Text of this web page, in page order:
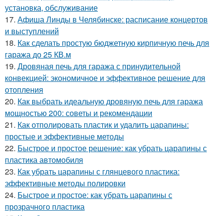
установка, обслуживание
17. Афиша Линды в Челябинске: расписание концертов
и выступлений
18. Как сделать простую бюджетную кирпичную печь для
гаража до 25 КВ.м
19. Дровяная печь для гаража с принудительной
конвекцией: экономичное и эффективное решение для
отопления
20. Как выбрать идеальную дровяную печь для гаража
мощностью 200: советы и рекомендации
21. Как отполировать пластик и удалить царапины:
простые и эффективные методы
22. Быстрое и простое решение: как убрать царапины с
пластика автомобиля
23. Как убрать царапины с глянцевого пластика:
эффективные методы полировки
24. Быстрое и простое: как убрать царапины с
прозрачного пластика